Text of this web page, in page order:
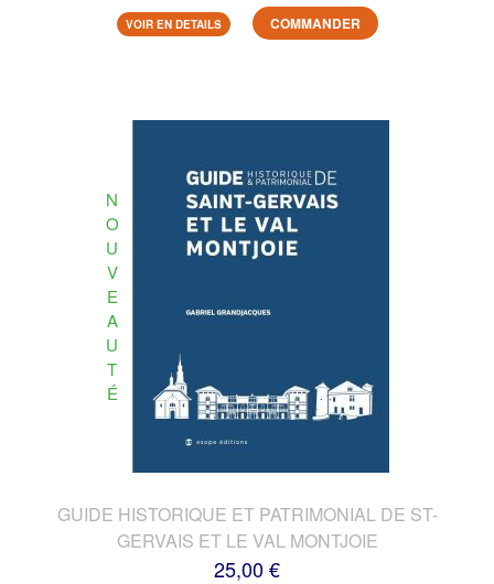
VOIR EN DETAILS COMMANDER
N
O
U
V
E
A
U
T
É
GUIDE HISTORIQUE ET PATRIMONIAL DE ST-
GERVAIS ET LE VAL MONTJOIE
25,00 €